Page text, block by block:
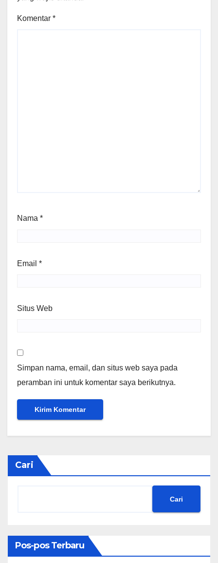
Komentar *
Nama *
Email *
Situs Web
Simpan nama, email, dan situs web saya pada
peramban ini untuk komentar saya berikutnya.
Cari
Cari
Pos-pos Terbaru